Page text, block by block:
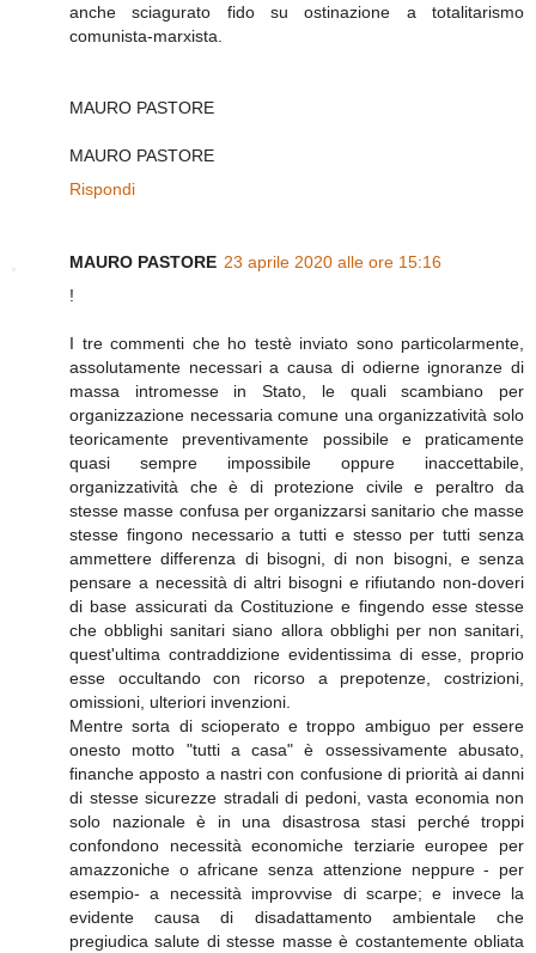
anche sciagurato fido su ostinazione a totalitarismo
comunista-marxista.
MAURO PASTORE
MAURO PASTORE
Rispondi
MAURO PASTORE 23 aprile 2020 alle ore 15:16
!
I tre commenti che ho testè inviato sono particolarmente,
assolutamente necessari a causa di odierne ignoranze di
massa intromesse in Stato, le quali scambiano per
organizzazione necessaria comune una organizzatività solo
teoricamente preventivamente possibile e praticamente
quasi sempre impossibile oppure inaccettabile,
organizzatività che è di protezione civile e peraltro da
stesse masse confusa per organizzarsi sanitario che masse
stesse fingono necessario a tutti e stesso per tutti senza
ammettere differenza di bisogni, di non bisogni, e senza
pensare a necessità di altri bisogni e rifiutando non-doveri
di base assicurati da Costituzione e fingendo esse stesse
che obblighi sanitari siano allora obblighi per non sanitari,
quest'ultima contraddizione evidentissima di esse, proprio
esse occultando con ricorso a prepotenze, costrizioni,
omissioni, ulteriori invenzioni.
Mentre sorta di scioperato e troppo ambiguo per essere
onesto motto "tutti a casa" è ossessivamente abusato,
finanche apposto a nastri con confusione di priorità ai danni
di stesse sicurezze stradali di pedoni, vasta economia non
solo nazionale è in una disastrosa stasi perché troppi
confondono necessità economiche terziarie europee per
amazzoniche o africane senza attenzione neppure - per
esempio- a necessità improvvise di scarpe; e invece la
evidente causa di disadattamento ambientale che
pregiudica salute di stesse masse è costantemente obliata